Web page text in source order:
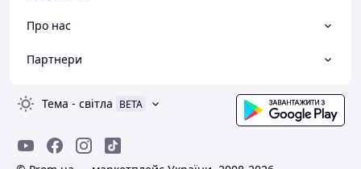
Про нас
Партнери
Тема - світла BETA